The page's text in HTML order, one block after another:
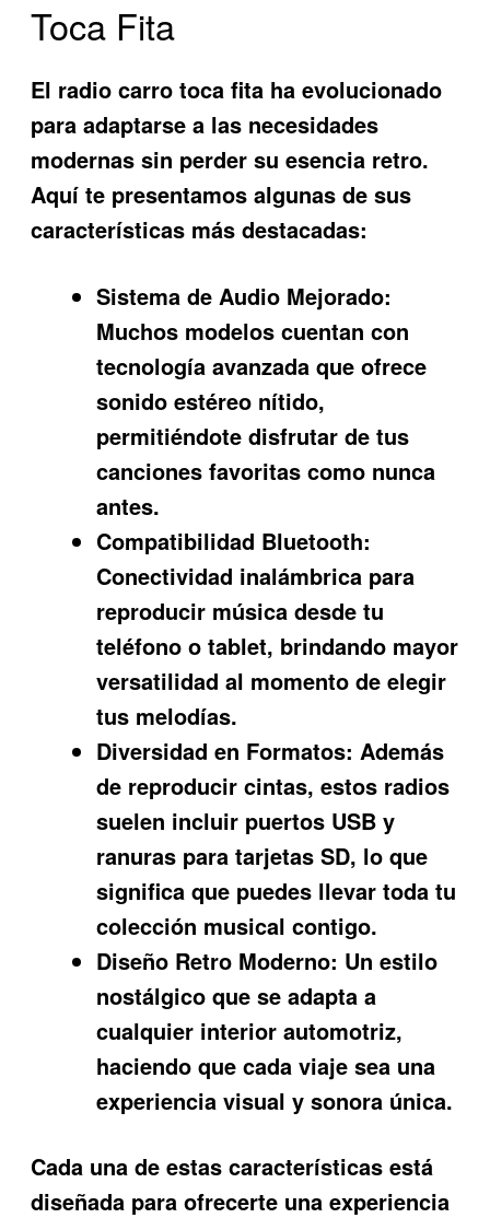
Toca Fita
El radio carro toca fita ha evolucionado
para adaptarse a las necesidades
modernas sin perder su esencia retro.
Aquí te presentamos algunas de sus
características más destacadas:
Sistema de Audio Mejorado:
Muchos modelos cuentan con
tecnología avanzada que ofrece
sonido estéreo nítido,
permitiéndote disfrutar de tus
canciones favoritas como nunca
antes.
Compatibilidad Bluetooth:
Conectividad inalámbrica para
reproducir música desde tu
teléfono o tablet, brindando mayor
versatilidad al momento de elegir
tus melodías.
Diversidad en Formatos: Además
de reproducir cintas, estos radios
suelen incluir puertos USB y
ranuras para tarjetas SD, lo que
significa que puedes llevar toda tu
colección musical contigo.
Diseño Retro Moderno: Un estilo
nostálgico que se adapta a
cualquier interior automotriz,
haciendo que cada viaje sea una
experiencia visual y sonora única.
Cada una de estas características está
diseñada para ofrecerte una experiencia